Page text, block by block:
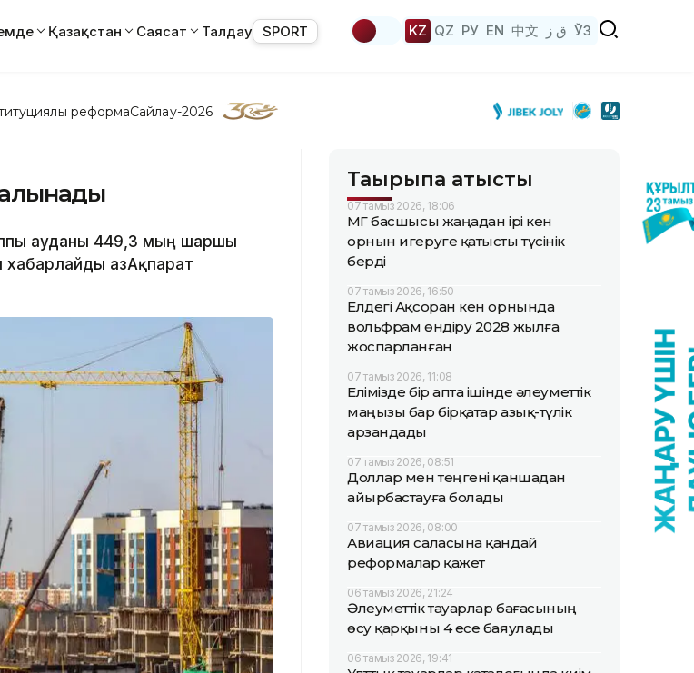
Қазақстан Саясат Талдау SPORT KZ QZ РУ EN 中文 ق ز ЎЗ
реформаСайлау-2026
ауданы 449,3 мың шаршы
ҚазАқпарат
Тақырыпқа қатысты
07 тамыз 2026, 18:06
ҚМГ басшысы жаңадан ірі кен
орнын игеруге қатысты түсінік
берді
07 тамыз 2026, 16:50
Елдегі Ақсоран кен орнында
вольфрам өндіру 2028 жылға
жоспарланған
07 тамыз 2026, 11:08
Елімізде бір апта ішінде әлеуметтік
маңызы бар бірқатар азық-түлік
арзандады
07 тамыз 2026, 08:51
Доллар мен теңгені қаншадан
айырбастауға болады
07 тамыз 2026, 08:00
Авиация саласына қандай
реформалар қажет
06 тамыз 2026, 21:24
Әлеуметтік тауарлар бағасының
өсу қарқыны 4 есе баяулады
06 тамыз 2026, 19:41